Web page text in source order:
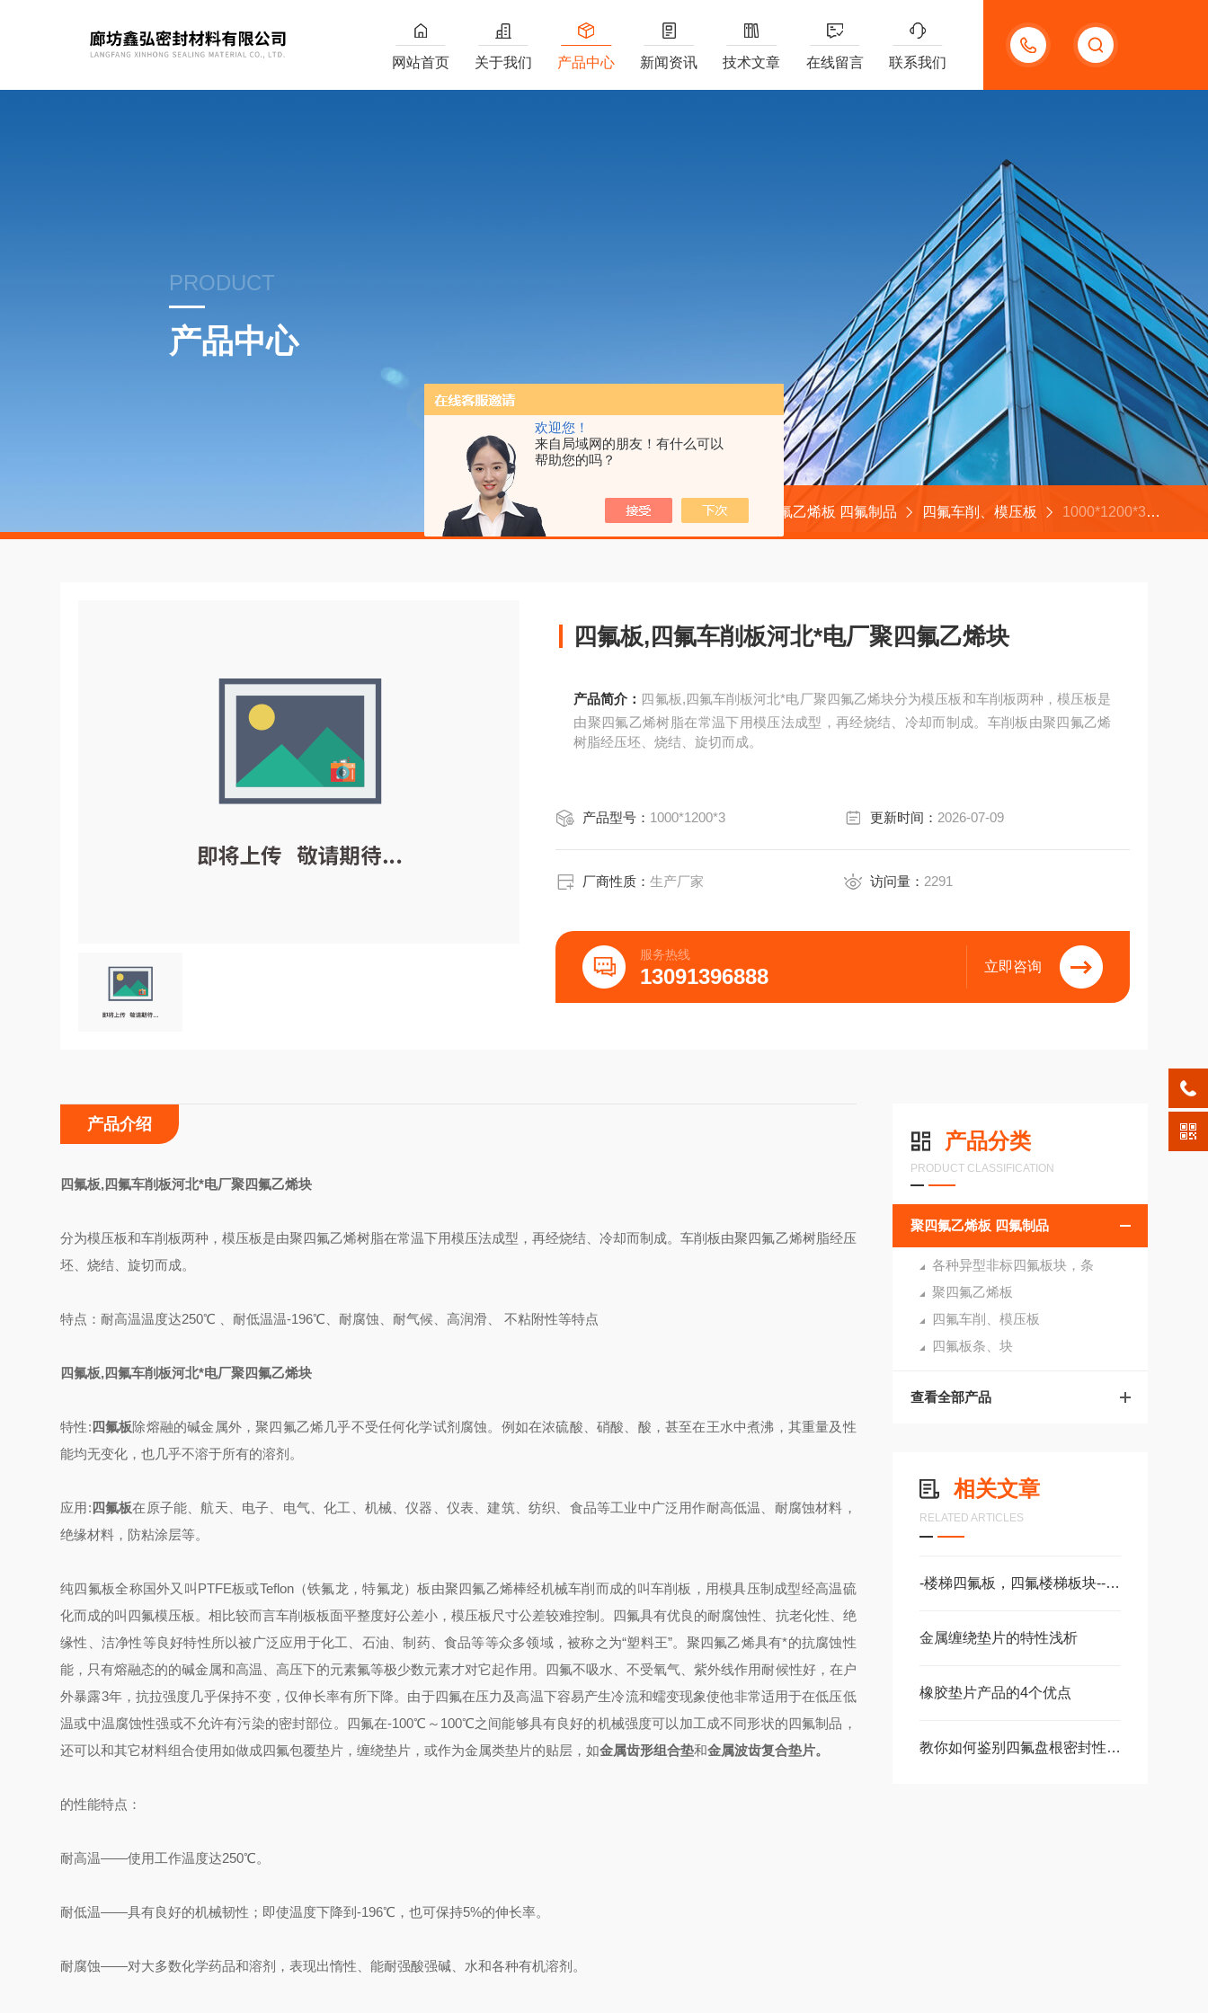
欢迎您！
来自局域网的朋友！有什么可以
帮助您的吗？
13191957898
网站首页 关于我们 产品中心 新闻资讯 技术文章 在线留言 联系我们
PRODUCT
产品中心
首页 产品中心 聚四氟乙烯板 四氟制品 四氟车削、模压板 1000*1200*3四氟板,四氟车削板河北*电厂聚四氟乙烯块
四氟板,四氟车削板河北*电厂聚四氟乙烯块
产品简介： 四氟板,四氟车削板河北*电厂聚四氟乙烯块分为模压板和车削板两种，模压板是
由聚四氟乙烯树脂在常温下用模压法成型，再经烧结、冷却而制成。车削板由聚四氟乙烯
树脂经压坯、烧结、旋切而成。
产品型号： 1000*1200*3 更新时间： 2026-07-09
厂商性质：生产厂家 访问量： 2291
服务热线
13091396888 立即咨询
产品分类
PRODUCT CLASSIFICATION
聚四氟乙烯板 四氟制品
各种异型非标四氟板块，条
聚四氟乙烯板
四氟车削、模压板
四氟板条、块
查看全部产品
相关文章
RELATED ARTICLES
-楼梯四氟板，四氟楼梯板块--新产品推荐
金属缠绕垫片的特性浅析
橡胶垫片产品的4个优点
教你如何鉴别四氟盘根密封性能好坏
产品介绍
四氟板,四氟车削板河北*电厂聚四氟乙烯块
分为模压板和车削板两种，模压板是由聚四氟乙烯树脂在常温下用模压法成型，再经烧结、冷却而制成。车削板由聚四氟乙烯树脂经压
坯、烧结、旋切而成。
特点：耐高温温度达250℃ 、耐低温温-196℃、耐腐蚀、耐气候、高润滑、 不粘附性等特点
四氟板,四氟车削板河北*电厂聚四氟乙烯块
特性:四氟板除熔融的碱金属外，聚四氟乙烯几乎不受任何化学试剂腐蚀。例如在浓硫酸、硝酸、酸，甚至在王水中煮沸，其重量及性
能均无变化，也几乎不溶于所有的溶剂。
应用:四氟板在原子能、航天、电子、电气、化工、机械、仪器、仪表、建筑、纺织、食品等工业中广泛用作耐高低温、耐腐蚀材料，
绝缘材料，防粘涂层等。
纯四氟板全称国外又叫PTFE板或Teflon（铁氟龙，特氟龙）板由聚四氟乙烯棒经机械车削而成的叫车削板，用模具压制成型经高温硫
化而成的叫四氟模压板。相比较而言车削板板面平整度好公差小，模压板尺寸公差较难控制。四氟具有优良的耐腐蚀性、抗老化性、绝
缘性、洁净性等良好特性所以被广泛应用于化工、石油、制药、食品等等众多领域，被称之为“塑料王”。聚四氟乙烯具有*的抗腐蚀性
能，只有熔融态的的碱金属和高温、高压下的元素氟等极少数元素才对它起作用。四氟不吸水、不受氧气、紫外线作用耐候性好，在户
外暴露3年，抗拉强度几乎保持不变，仅伸长率有所下降。由于四氟在压力及高温下容易产生冷流和蠕变现象使他非常适用于在低压低
温或中温腐蚀性强或不允许有污染的密封部位。四氟在-100℃～100℃之间能够具有良好的机械强度可以加工成不同形状的四氟制品，
还可以和其它材料组合使用如做成四氟包覆垫片，缠绕垫片，或作为金属类垫片的贴层，如金属齿形组合垫和金属波齿复合垫片。
的性能特点：
耐高温——使用工作温度达250℃。
耐低温——具有良好的机械韧性；即使温度下降到-196℃，也可保持5%的伸长率。
耐腐蚀——对大多数化学药品和溶剂，表现出惰性、能耐强酸强碱、水和各种有机溶剂。